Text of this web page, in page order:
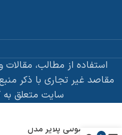
استفاده از مطالب،
مقاصد غیر تجاری با ذکر
سایت متعلق به
مولتی پلایر مدل